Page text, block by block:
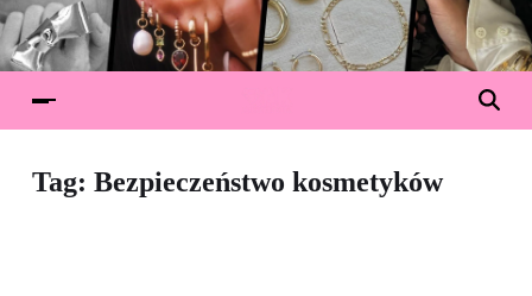
Tag: Bezpieczeństwo kosmetyków